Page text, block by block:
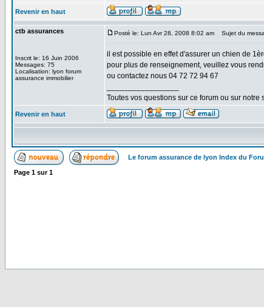
Revenir en haut
ctb assurances
Inscrit le: 16 Juin 2006
Messages: 75
Localisation: lyon forum
assurance immobilier
Posté le: Lun Avr 28, 2008 8:02 am Sujet du
il est possible en effet d'assurer un chien de
pour plus de renseignement, veuillez vous
ou contactez nous 04 72 72 94 67
Toutes vos questions sur ce forum ou sur notre
Revenir en haut
Le forum assurance de lyon Index du
Page 1 sur1